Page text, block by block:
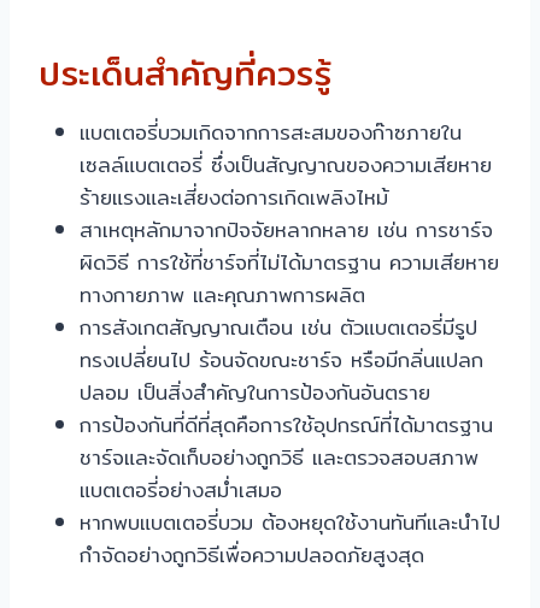
ประเด็นสำคัญที่ควรรู้
แบตเตอรี่บวมเกิดจากการสะสมของก๊าซภายใน
เซลล์แบตเตอรี่ ซึ่งเป็นสัญญาณของความเสียหาย
ร้ายแรงและเสี่ยงต่อการเกิดเพลิงไหม้
สาเหตุหลักมาจากปัจจัยหลากหลาย เช่น การชาร์จ
ผิดวิธี การใช้ที่ชาร์จที่ไม่ได้มาตรฐาน ความเสียหาย
ทางกายภาพ และคุณภาพการผลิต
การสังเกตสัญญาณเตือน เช่น ตัวแบตเตอรี่มีรูป
ทรงเปลี่ยนไป ร้อนจัดขณะชาร์จ หรือมีกลิ่นแปลก
ปลอม เป็นสิ่งสำคัญในการป้องกันอันตราย
การป้องกันที่ดีที่สุดคือการใช้อุปกรณ์ที่ได้มาตรฐาน
ชาร์จและจัดเก็บอย่างถูกวิธี และตรวจสอบสภาพ
แบตเตอรี่อย่างสม่ำเสมอ
หากพบแบตเตอรี่บวม ต้องหยุดใช้งานทันทีและนำไป
กำจัดอย่างถูกวิธีเพื่อความปลอดภัยสูงสุด